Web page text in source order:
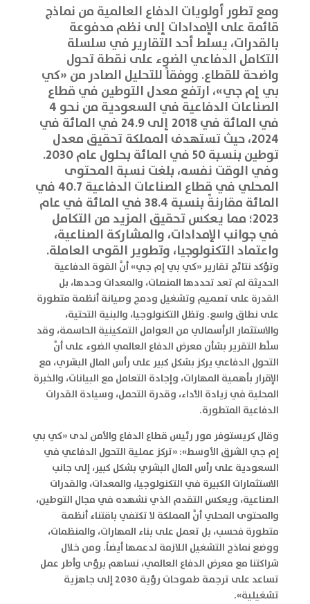
ومع تطور أولويات الدفاع العالمية من نماذج
قائمة على الإمدادات إلى نظم مدفوعة
بالقدرات، يسلط أحد التقارير في سلسلة
التكامل الدفاعي الضوء على نقطة تحول
واضحة للقطاع. ووفقاً للتحليل الصادر من «كي
بي إم جي»، ارتفع معدل التوطين في قطاع
الصناعات الدفاعية في السعودية من نحو 4
في المائة في 2018 إلى 24.9 في المائة في
2024، حيث تستهدف المملكة تحقيق معدل
توطين بنسبة 50 في المائة بحلول عام 2030.
وفي الوقت نفسه، بلغت نسبة المحتوى
المحلي في قطاع الصناعات الدفاعية 40.7 في
المائة مقارنةً بنسبة 38.4 في المائة في عام
2023؛ مما يعكس تحقيق المزيد من التكامل
في جوانب الإمدادات، والمشاركة الصناعية،
واعتماد التكنولوجيا، وتطوير القوى العاملة.
وتؤكد نتائج تقارير «كي بي إم جي» أنَّ القوة الدفاعية
الحديثة لم تعد تحددها المنصات، والمعدات وحدها، بل
القدرة على تصميم وتشغيل ودمج وصيانة أنظمة متطورة
على نطاق واسع. وتظل التكنولوجيا، والبنية التحتية،
والاستثمار الرأسمالي من العوامل التمكينية الحاسمة، وقد
سلَّط التقرير بشأن معرض الدفاع العالمي الضوء على أنَّ
التحول الدفاعي يركز بشكل كبير على رأس المال البشري، مع
الإقرار بأهمية المهارات، وإجادة التعامل مع البيانات، والخبرة
المحلية في زيادة الأداء، وقدرة التحمل، وسيادة القدرات
الدفاعية المتطورة.
وقال كريستوفر مور رئيس قطاع الدفاع والأمن لدى «كي بي
إم جي الشرق الأوسط»: «تركز عملية التحول الدفاعي في
السعودية على رأس المال البشري بشكل كبير، إلى جانب
الاستثمارات الكبيرة في التكنولوجيا، والمعدات، والقدرات
الصناعية، ويعكس التقدم الذي نشهده في مجال التوطين،
والمحتوى المحلي أنَّ المملكة لا تكتفي باقتناء أنظمة
متطورة فحسب، بل تعمل على بناء المهارات، والمنظمات،
ووضع نماذج التشغيل اللازمة لدعمها أيضاً. ومن خلال
شراكتنا مع معرض الدفاع العالمي، نساهم برؤى وأطر عمل
تساعد على ترجمة طموحات رؤية 2030 إلى جاهزية
تشغيلية».